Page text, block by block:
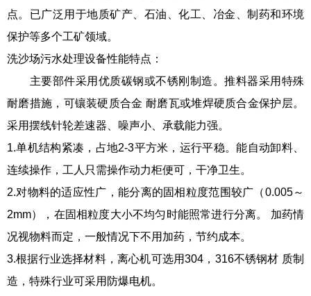
点。已广泛用于地质矿产、石油、化工、冶金、制药和环境
保护等多个工矿领域。
洗沙场污水处理设备性能特点：
主要部件采用优质碳钢或不锈刚制造。推料器采用特殊
耐磨措施，可镶装硬质合金 耐磨瓦或堆焊硬质合金保护层。
采用摆线针轮差速器、噪声小、承载能力强。
1.单机结构紧凑，占地2-3平方米，运行平稳。能自动卸料、
连续操作，工人只需操作动力柜便可，干净卫生。
2.对物料的适应性广，能分离的固相粒度范围较广（0.005～
2mm），在固相粒度大小不均匀时能照常进行分离。 加药情
况视物料而定，一般情况下不用加药，节约成本。
3.根据行业选择材料，离心机可选用304，316不锈钢材 质制
造，特殊行业可采用防爆电机。